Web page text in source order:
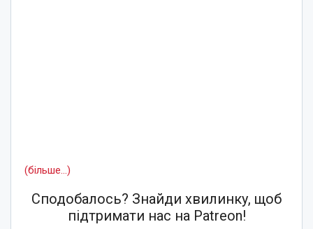
(більше…)
Сподобалось? Знайди хвилинку, щоб
підтримати нас на Patreon!